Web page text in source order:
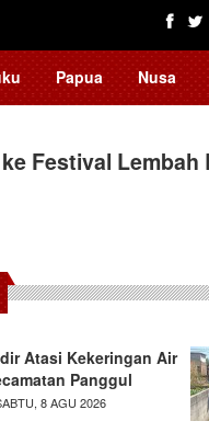
Papua Nusa
Festival Lembah
Atasi Kekeringan Air
Panggul
8 AGU 2026